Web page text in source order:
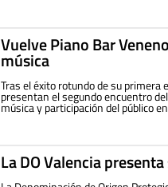
Vuelve Piano Bar
música
Tras el éxito rotundo de su primera
presentan el segundo encuentro
música y participación del público
La DO Valencia